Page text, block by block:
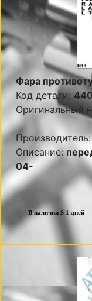
Фара
Код детали:
Оригинальный
Описание:
04-
В наличии S 1 дней